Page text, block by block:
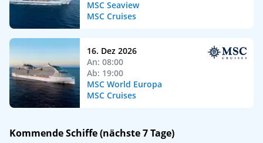
MSC Seaview
MSC Cruises
16. Dez 2026
An: 08:00
Ab: 19:00
MSC World Europa
MSC Cruises
Kommende Schiffe (nächste 7 Tage)